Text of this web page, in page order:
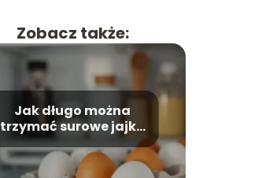
Zobacz także:
Jak długo można
trzymać surowe jajka
w lodówce?